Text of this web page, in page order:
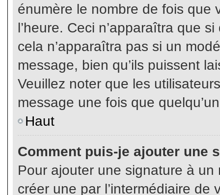
énumère le nombre de fois que
l’heure. Ceci n’apparaîtra que
cela n’apparaîtra pas si un
message, bien qu’ils puissent
Veuillez noter que les
message une fois que
Haut
Comment puis-je ajouter une
Pour ajouter une signature à un
créer une par l’intermédiaire